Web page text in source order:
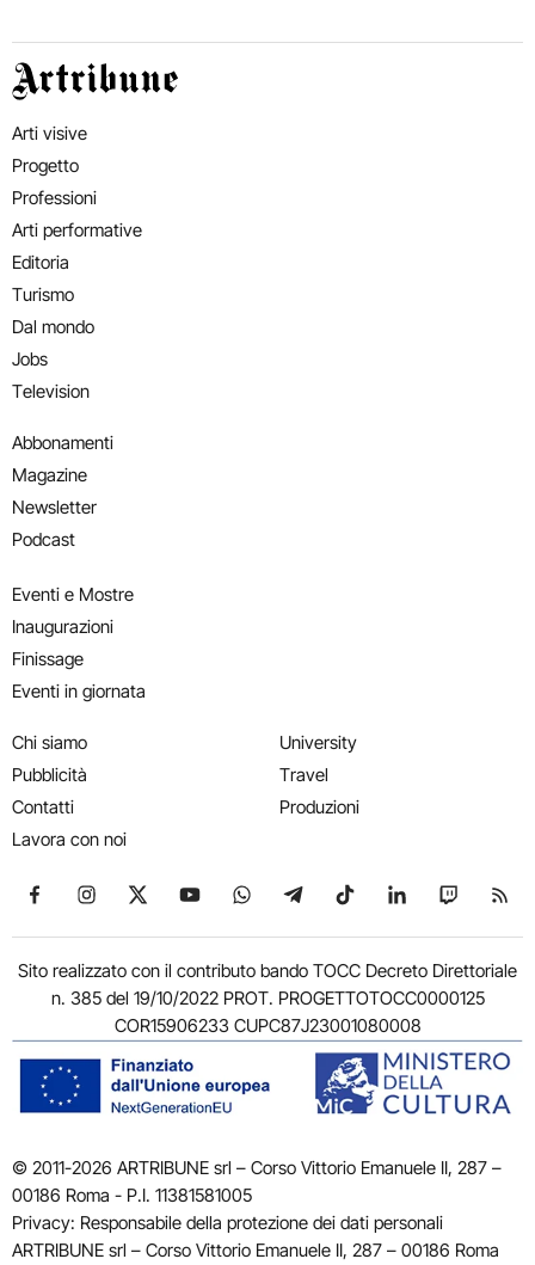
Artribune
Arti visive
Progetto
Professioni
Arti performative
Editoria
Turismo
Dal mondo
Jobs
Television
Abbonamenti
Magazine
Newsletter
Podcast
Eventi e Mostre
Inaugurazioni
Finissage
Eventi in giornata
Chi siamo
Pubblicità
Contatti
Lavora con noi
University
Travel
Produzioni
Seguici su Facebook
Seguici su Instagram
Seguici su X
Seguici su YouTube
Seguici su WhatsApp
Seguici su Telegram
Seguici su TikTok
Seguici su
Seguici
Sito realizzato con il contributo bando TOCC Decreto Direttoriale
n. 385 del 19/10/2022 PROT. PROGETTOTOCC0000125
COR15906233 CUPC87J23001080008
© 2011-2026 ARTRIBUNE srl – Corso Vittorio Emanuele II, 287 –
00186 Roma - P.I. 11381581005
Privacy: Responsabile della protezione dei dati personali
ARTRIBUNE srl – Corso Vittorio Emanuele II, 287 – 00186 Roma